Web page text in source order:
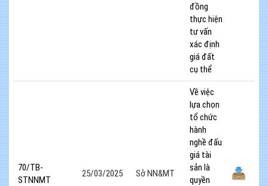
đồng
thực hiện
tư vấn
xác định
giá đất
cụ thể
70/TB-
STNNMT
25/03/2025 Sở NN&MT
Về việc
lựa chọn
tổ chức
hành
nghề đấu
giá tài
sản là
quyền